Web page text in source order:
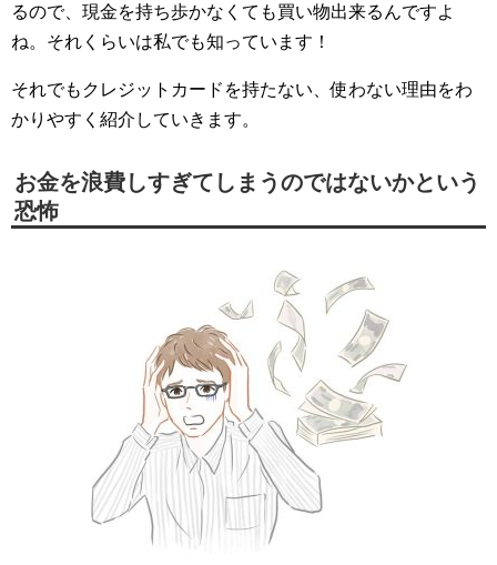
るので、現金を持ち歩かなくても買い物出来るんですよ
ね。それくらいは私でも知っています！
それでもクレジットカードを持たない、使わない理由をわ
かりやすく紹介していきます。
お金を浪費しすぎてしまうのではないかという
恐怖